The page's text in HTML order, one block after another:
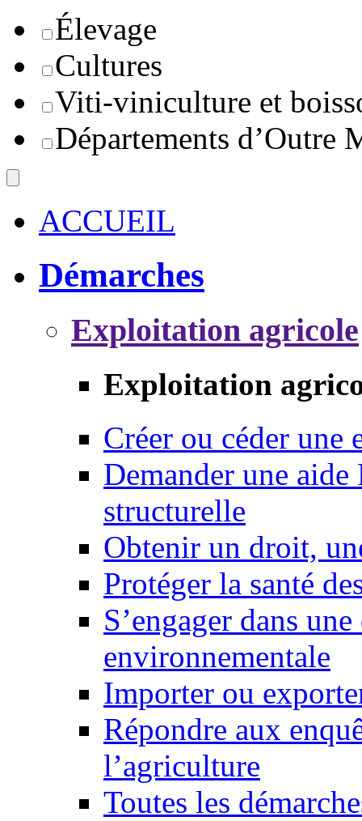
Élevage
Cultures
Viti-viniculture et
Départements d’Outre
ACCUEIL
Démarches
Exploitation agricole
Exploitation
Créer ou céder une
Demander une
structurelle
Obtenir un droit,
Protéger la santé
S’engager dans
environnementale
Importer ou
Répondre aux
l’agriculture
Toutes les